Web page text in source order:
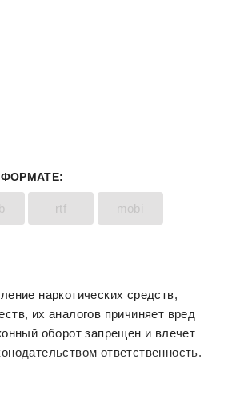
ФОРМАТЕ:
rtf mobi
наркотических средств,
их аналогов причиняет вред
оборот запрещен и влечет
ответственность.